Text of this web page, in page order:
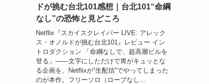
ドが挑む台北101感想｜台北101“命綱
なし”の恐怖と見どころ
Netflix『スカイスクレイパー LIVE: アレック
ス・オノルドが挑む台北101』レビュー イン
トロダクション 「命綱なしで、超高層ビルを
登る」――文字にしただけで胃がキュッとな
る企画を、Netflixが“生配信”でやってしまった
のが本作。フリーソロ（ロープなし...